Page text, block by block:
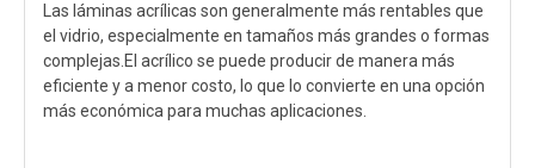
Las láminas acrílicas son generalmente más rentables que
el vidrio, especialmente en tamaños más grandes o formas
complejas.El acrílico se puede producir de manera más
eficiente y a menor costo, lo que lo convierte en una opción
más económica para muchas aplicaciones.